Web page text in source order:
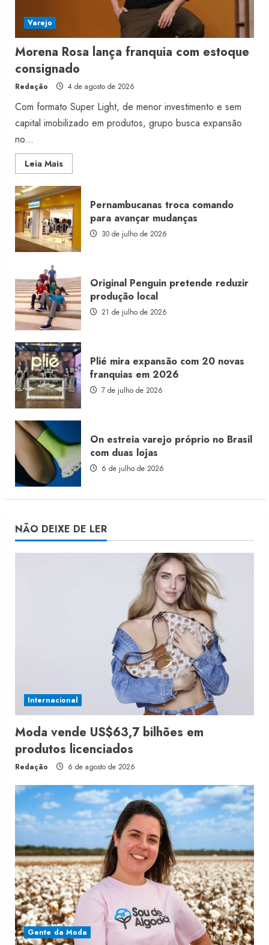
Varejo
Morena Rosa lança franquia com estoque
consignado
Redação 4 de agosto de 2026
Com formato Super Light, de menor investimento e sem
capital imobilizado em produtos, grupo busca expansão
no...
Leia MaisRead
more
Morena
Rosa
lança
franquia
com
estoque
consignado
Pernambucanas troca comando
para avançar mudanças
30 de julho de 2026
Original Penguin pretende reduzir
produção local
21 de julho de 2026
Plié mira expansão com 20 novas
franquias em 2026
7 de julho de 2026
On estreia varejo próprio no Brasil
com duas lojas
6 de julho de 2026
NÃO DEIXE DE LER
Internacional
Moda vende US$63,7 bilhões em
produtos licenciados
Redação 6 de agosto de 2026
Gente da Moda